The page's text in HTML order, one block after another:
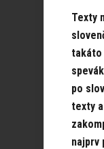
Texty
takáto
po
texty
najprv